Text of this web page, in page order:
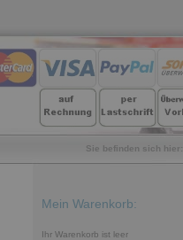
Sie befinden sich hier:
Mein Warenkorb:
Ihr Warenkorb ist leer